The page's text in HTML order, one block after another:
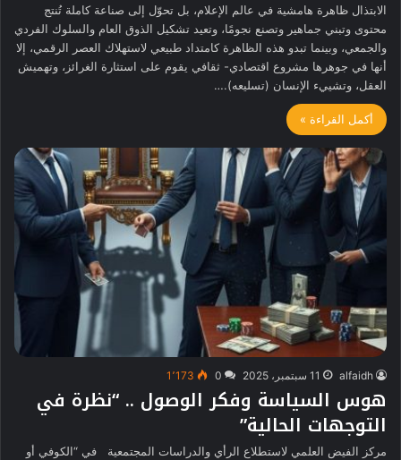
الابتذال ظاهرة هامشية في عالم الإعلام، بل تحوّل إلى صناعة كاملة تُنتج
محتوى وتبني جماهير وتصنع نجومًا، وتعيد تشكيل الذوق العام والسلوك الفردي
والجمعي، وبينما تبدو هذه الظاهرة كامتداد طبيعي لاستهلاك العصر الرقمي، إلا
أنها في جوهرها مشروع اقتصادي- ثقافي يقوم على استثارة الغرائز، وتهميش
العقل، وتشييء الإنسان (تسليعه).…
أكمل القراءة »
alfaidh 11 سبتمبر، 2025 0 1٬173
هوس السياسة وفكر الوصول .. “نظرة في
التوجهات الحالية”
مركز الفيض العلمي لاستطلاع الرأي والدراسات المجتمعية في “الكوفي أو